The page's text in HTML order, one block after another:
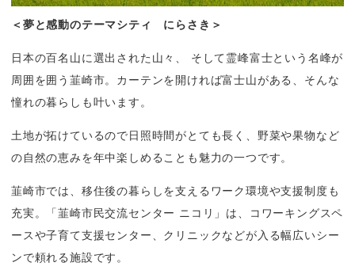
＜夢と感動のテーマシティ　にらさき＞
日本の百名山に選出された山々、 そして霊峰富士という名峰が
周囲を囲う韮崎市。カーテンを開ければ富士山がある、そんな
憧れの暮らしも叶います。
土地が拓けているので日照時間がとても長く、野菜や果物など
の自然の恵みを年中楽しめることも魅力の一つです。
韮崎市では、移住後の暮らしを支えるワーク環境や支援制度も
充実。「韮崎市民交流センター ニコリ」は、コワーキングスペ
ースや子育て支援センター、クリニックなどが入る幅広いシー
ンで頼れる施設です。